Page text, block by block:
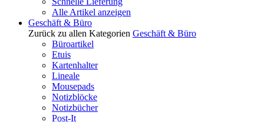
Alle Artikel anzeigen
Geschäft & Büro
Zurück zu allen Kategorien Geschäft & Büro
Büroartikel
Etuis
Kartenhalter
Lineale
Mousepads
Notizblöcke
Notizbücher
Post-It